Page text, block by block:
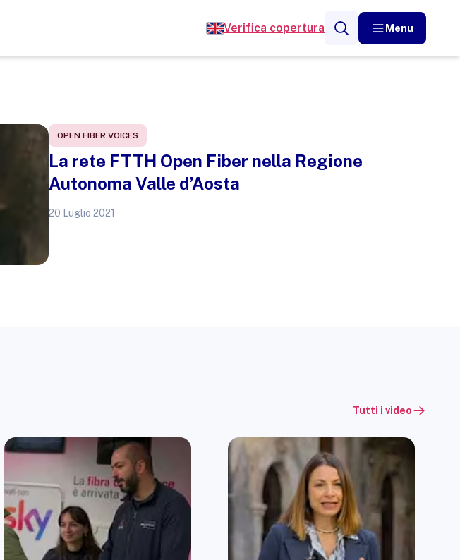
Verifica copertura Menu
OPEN FIBER VOICES
La rete FTTH Open Fiber nella Regione
Autonoma Valle d’Aosta
20 Luglio 2021
Tutti i video